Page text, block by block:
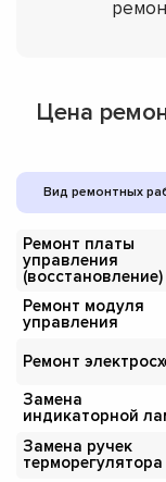
Цена
Вид ремонтных
Ремонт платы
управления
(восстановление)
Ремонт модуля
управления
Ремонт
Замена
индикаторной
Замена ручек
терморегулятора